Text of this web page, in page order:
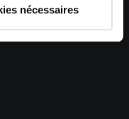
nécessaires